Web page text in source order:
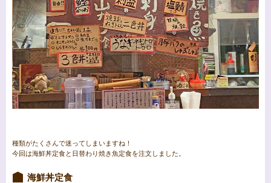
種類がたくさんで迷ってしまいますね！
今回は海鮮丼定食と日替わり焼き魚定食を注文しました。
海鮮丼定食